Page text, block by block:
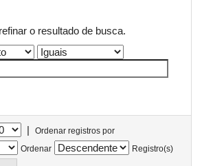
o resultado de busca.
|
Ordenar registros por
Ordenar
Registro(s)